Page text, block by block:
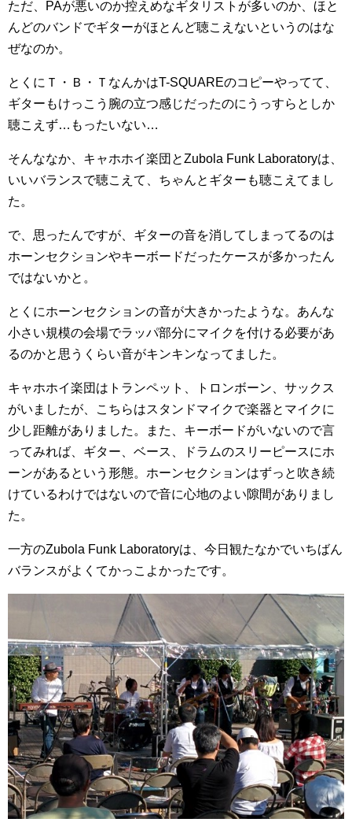
ただ、PAが悪いのか控えめなギタリストが多いのか、ほと
んどのバンドでギターがほとんど聴こえないというのはな
ぜなのか。
とくにＴ・Ｂ・ＴなんかはT-SQUAREのコピーやってて、
ギターもけっこう腕の立つ感じだったのにうっすらとしか
聴こえず…もったいない…
そんななか、キャホホイ楽団とZubola Funk Laboratoryは、
いいバランスで聴こえて、ちゃんとギターも聴こえてまし
た。
で、思ったんですが、ギターの音を消してしまってるのは
ホーンセクションやキーボードだったケースが多かったん
ではないかと。
とくにホーンセクションの音が大きかったような。あんな
小さい規模の会場でラッパ部分にマイクを付ける必要があ
るのかと思うくらい音がキンキンなってました。
キャホホイ楽団はトランペット、トロンボーン、サックス
がいましたが、こちらはスタンドマイクで楽器とマイクに
少し距離がありました。また、キーボードがいないので言
ってみれば、ギター、ベース、ドラムのスリーピースにホ
ーンがあるという形態。ホーンセクションはずっと吹き続
けているわけではないので音に心地のよい隙間がありまし
た。
一方のZubola Funk Laboratoryは、今日観たなかでいちばん
バランスがよくてかっこよかったです。